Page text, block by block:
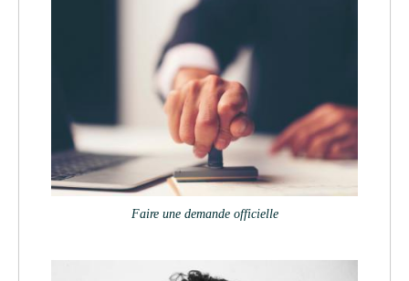
Faire une demande officielle